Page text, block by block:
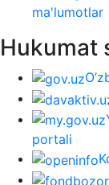
ma'lumotlar
Hukumat
portali